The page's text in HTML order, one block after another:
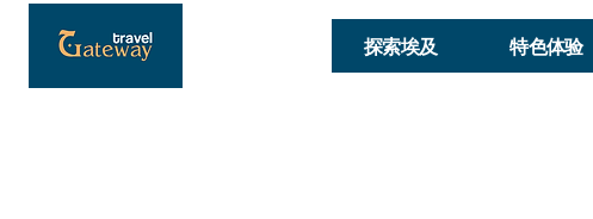
探索埃及 特色体验